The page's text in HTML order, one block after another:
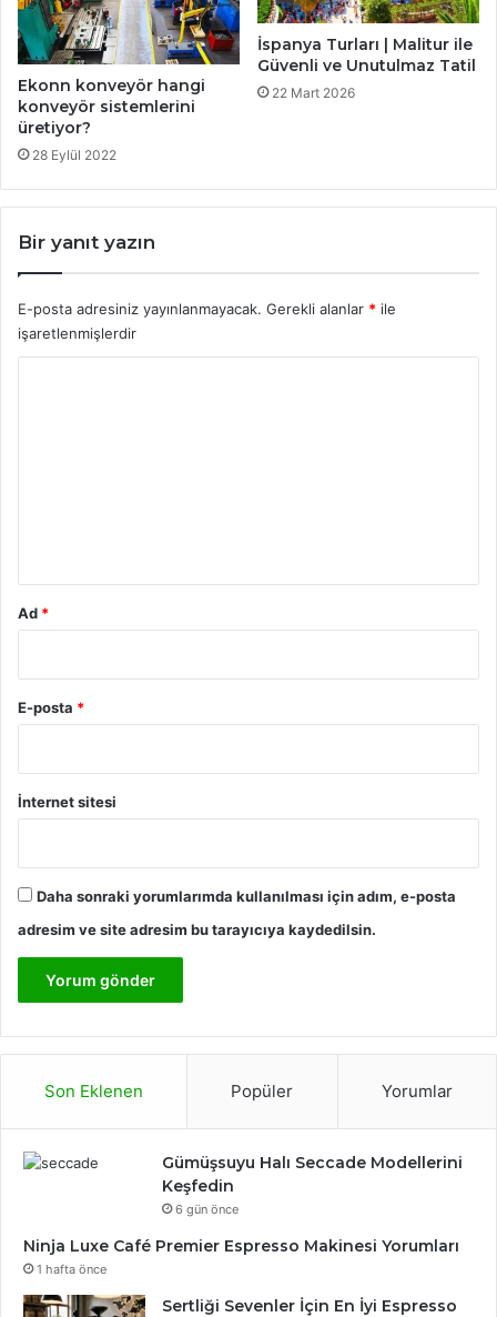
Ekonn konveyör hangi
konveyör sistemlerini
üretiyor?
28 Eylül 2022
İspanya Turları | Malitur ile
Güvenli ve Unutulmaz Tatil
22 Mart 2026
Bir yanıt yazın
E-posta adresiniz yayınlanmayacak. Gerekli alanlar * ile
işaretlenmişlerdir
Ad *
E-posta *
İnternet sitesi
Daha sonraki yorumlarımda kullanılması için adım, e-posta
adresim ve site adresim bu tarayıcıya kaydedilsin.
Son Eklenen Popüler Yorumlar
Gümüşsuyu Halı Seccade Modellerini
Keşfedin
6 gün önce
Ninja Luxe Café Premier Espresso Makinesi Yorumları
1 hafta önce
Sertliği Sevenler İçin En İyi Espresso